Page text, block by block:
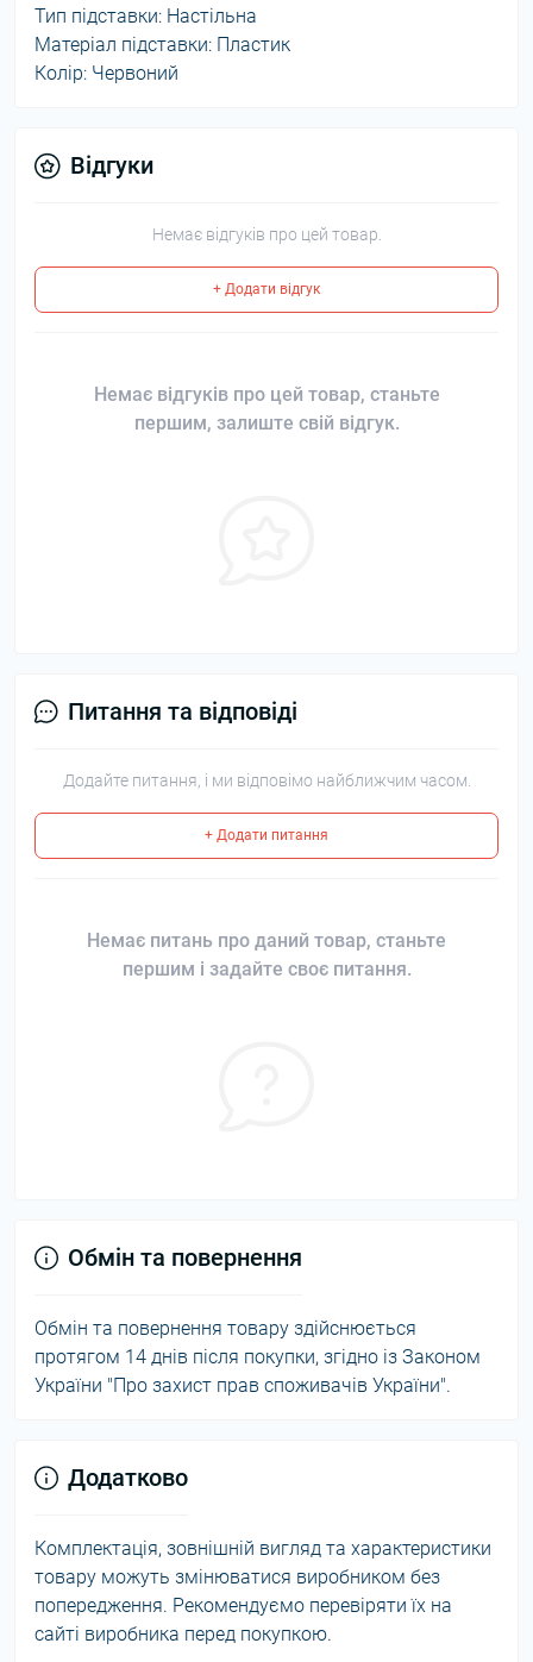
Тип підставки: Настільна
Матеріал підставки: Пластик
Колір: Червоний
Відгуки
Немає відгуків про цей товар.
+ Додати відгук
Немає відгуків про цей товар, станьте
першим, залиште свій відгук.
Питання та відповіді
Додайте питання, і ми відповімо найближчим часом.
+ Додати питання
Немає питань про даний товар, станьте
першим і задайте своє питання.
Обмін та повернення
Обмін та повернення товару здійснюється
протягом 14 днів після покупки, згідно із Законом
України "Про захист прав споживачів України".
Додатково
Комплектація, зовнішній вигляд та характеристики
товару можуть змінюватися виробником без
попередження. Рекомендуємо перевіряти їх на
сайті виробника перед покупкою.